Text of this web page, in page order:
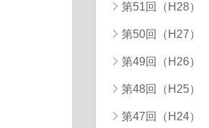
第51回（H28）
第50回（H27）
第49回（H26）
第48回（H25）
第47回（H24）